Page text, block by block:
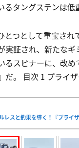
タングステンは低
つとして重宝され
実証され、新たな
るスピナーに、改
。 目次 1 プライ
レスと釣果を導く！『プラ